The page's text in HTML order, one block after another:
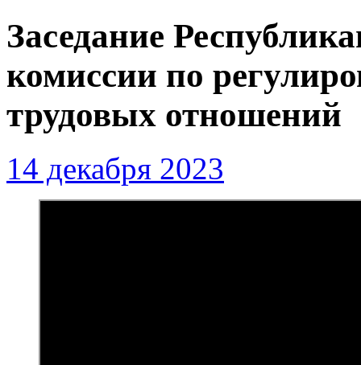
Заседание
комиссии по
трудовых отношений
14 декабря 2023